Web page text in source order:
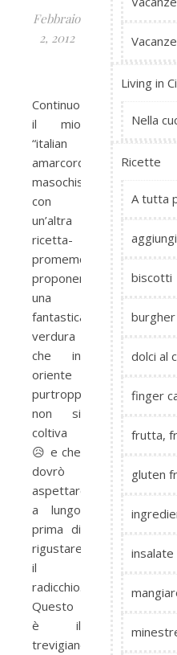
Febbraio
2, 2012
Continuo
il mio
“italian
amarcord”
masochista
con
un’altra
ricetta-
promemoria,
proponendo
una
fantastica
verdura
che in
oriente
purtroppo
non si
coltiva
😥 e che
dovrò
aspettare
a lungo
prima di
rigustare:
il
radicchio.
Questo
è il
trevigiano,
Living in
Nella
Ricette
A tutta
biscotti
dolci al
finger
frutta,
gluten